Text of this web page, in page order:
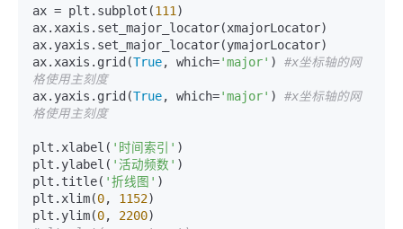
ax = plt.subplot(111 )
ax.xaxis.set_major_locator(xmajorLocator)
ax.yaxis.set_major_locator(ymajorLocator)
ax.xaxis.grid(True, which='major' ) #x坐标轴的网
格使用主刻度
ax.yaxis.grid(True, which='major' ) #x坐标轴的网
格使用主刻度
plt.xlabel( '时间索引' )
plt.ylabel( '活动频数' )
plt.title( '折线图' )
plt.xlim(0, 1152)
plt.ylim(0, 2200